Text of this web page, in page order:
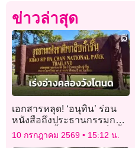
ข่าวล่าสุด
เอกสารหลุด! ‘อนุทิน’ ร่อน
หนังสือถึงประธานกรรมการ
ทรัพยากรน้ำฯ เร่งอ่างเก็บน้ำ
คลองวังโตนด จ.จันทบุรี
10 กรกฎาคม 2569 15:12 น.